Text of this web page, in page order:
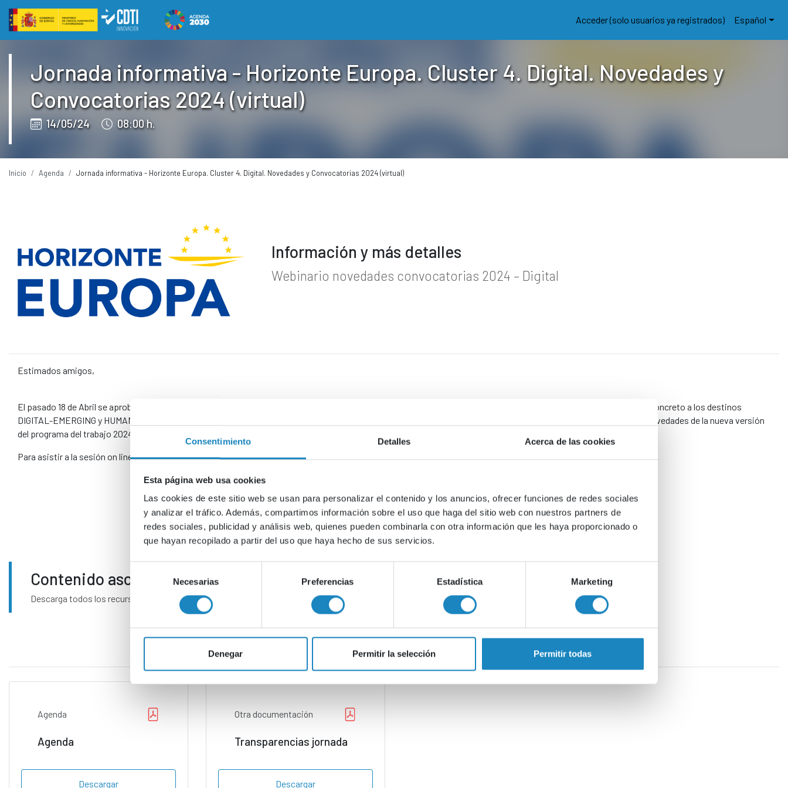
Consentimiento Detalles Acerca de las cookies
Esta página web usa cookies
Las cookies de este sitio web se usan para personalizar el contenido y los anuncios, ofrecer funciones de redes sociales
y analizar el tráfico. Además, compartimos información sobre el uso que haga del sitio web con nuestros partners de
redes sociales, publicidad y análisis web, quienes pueden combinarla con otra información que les haya proporcionado o
que hayan recopilado a partir del uso que haya hecho de sus servicios.
de
consentimiento
Necesarias Preferencias Estadística Marketing
Denegar Permitir la selección Permitir todas
Salto a contenido
Eventos CDTI Acceder (solo usuarios ya registrados) Español
Jornada informativa - Horizonte Europa. Cluster 4. Digital. Novedades y
Convocatorias 2024 (virtual)
14/05/24 08:00 h.
Inicio Agenda Jornada informativa - Horizonte Europa. Cluster 4. Digital. Novedades y Convocatorias 2024 (virtual)
Información y más detalles
Webinario novedades convocatorias 2024 – Digital
Estimados amigos,
El pasado 18 de Abril se aprobó una modificación en el programa de trabajo de Horizonte Europa que afecta a las convocatorias del Cluster 4 de la parte digital, y en concreto a los destinos
DIGITAL-EMERGING y HUMAN. por ese motivo, el próximo 14 de Mayo a las 10:00 horas, desde el CDTI organizamos una sesión on-line para contaros todas estas novedades de la nueva versión
del programa del trabajo 2024 dentro del área digital.
Para asistir a la sesión on line, no hace falta registro previo, solo entrar en el enlace que encontraréis en la agenda.
Contenido asociado
Descarga todos los recursos disponibles.
Agenda Otra documentación
Agenda
Agenda
Descargar
Otra documentación
Transparencias jornada
Descargar